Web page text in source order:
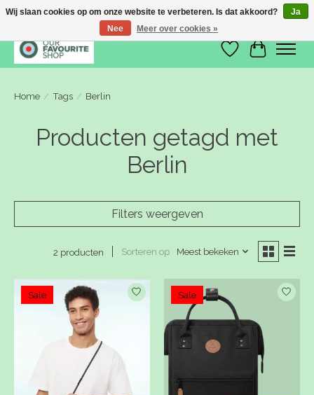
Verlanglijst
Home / Tags / Berlin
Producten getagd met
Berlin
Filters weergeven
2 producten Sorteren op Meest bekeken
Sale Sale
Wij slaan cookies op om onze website te verbeteren. Is dat akkoord?
Ja
Nee
Meer over cookies »